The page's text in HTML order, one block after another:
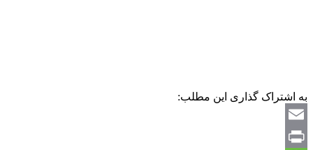
به اشتراک گذاری این مطلب:
Email